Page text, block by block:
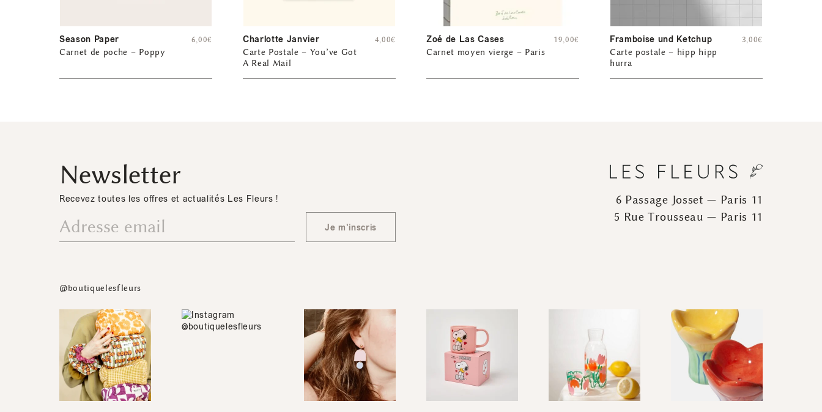
Season Paper
Carnet de poche – Poppy
6,00€ Charlotte Janvier
Carte Postale – You’ve Got
A Real Mail
4,00€ Zoé de Las Cases
Carnet moyen vierge – Paris
19,00€ Framboise und Ketchup
Carte postale – hipp hipp
hurra
3,00€
Newsletter
Recevez toutes les offres et actualités Les Fleurs !
Je m'inscris
6 Passage Josset — Paris 11
5 Rue Trousseau — Paris 11
@boutiquelesfleurs